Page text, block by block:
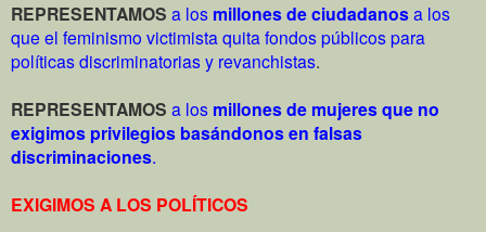
REPRESENTAMOS a los millones de ciudadanosa los
que el feminismo victimista quita fondos públicos para
políticas discriminatorias y revanchistas.
REPRESENTAMOS a los millones de mujeres que no
exigimos privilegios basándonos en falsas
discriminaciones.
EXIGIMOS A LOS POLÍTICOS